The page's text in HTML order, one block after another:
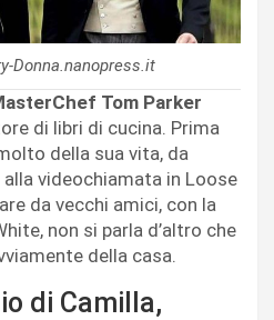
Donna.nanopress.it
Tom Parker
di libri di cucina. Prima
della sua vita, da
videochiamata in Loose
da vecchi amici, con la
non si parla d’altro che
della casa.
di Camilla,